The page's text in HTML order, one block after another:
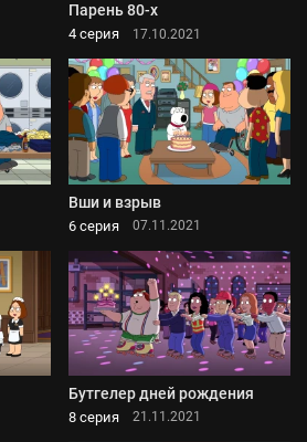
Парень 80-х
4 серия 17.10.2021
Вши и взрыв
6 серия 07.11.2021
Бутгелер дней рождения
8 серия 21.11.2021